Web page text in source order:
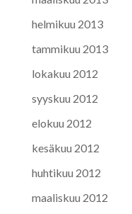
helmikuu 2013
tammikuu 2013
lokakuu 2012
syyskuu 2012
elokuu 2012
kesäkuu 2012
huhtikuu 2012
maaliskuu 2012